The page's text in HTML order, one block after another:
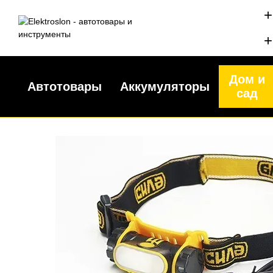
Автотовары Аккумуляторы
Дом и
сад